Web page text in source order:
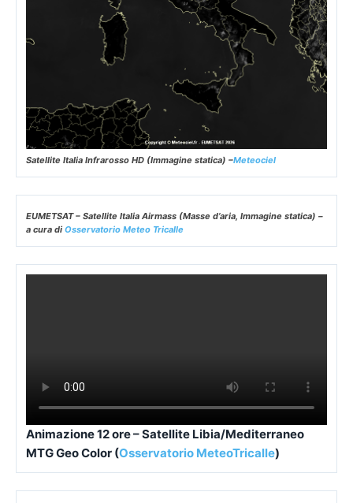
Satellite Italia Infrarosso HD (Immagine statica) –Meteociel
EUMETSAT – Satellite Italia Airmass (Masse d’aria, Immagine statica) –
a cura di Osservatorio Meteo Tricalle
Animazione 12 ore – Satellite Libia/Mediterraneo
MTG Geo Color (Osservatorio MeteoTricalle)